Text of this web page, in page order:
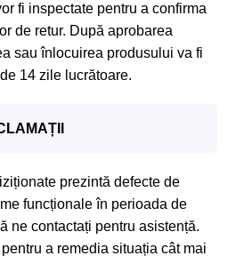
fi inspectate pentru a confirma
de retur. După aprobarea
sau înlocuirea produsului va fi
14 zile lucrătoare.
prezintă defecte de
funcționale în perioada de
ne contactați pentru asistență.
a remedia situația cât mai